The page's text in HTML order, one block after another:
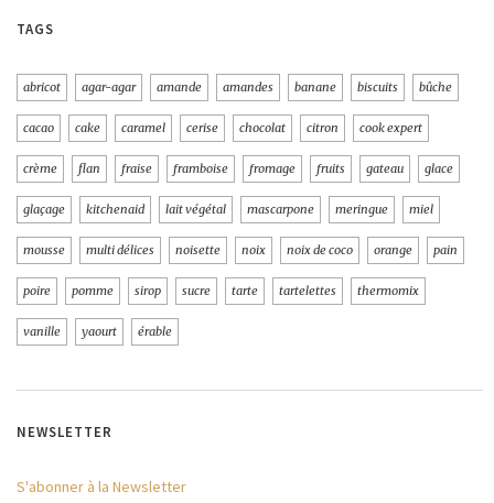
TAGS
abricot agar-agar amande amandes banane biscuits bûche
cacao cake caramel cerise chocolat citron cook expert
crème flan fraise framboise fromage fruits gateau glace
glaçage kitchenaid lait végétal mascarpone meringue miel
mousse multi délices noisette noix noix de coco orange pain
poire pomme sirop sucre tarte tartelettes thermomix
vanille yaourt érable
NEWSLETTER
S'abonner à la Newsletter